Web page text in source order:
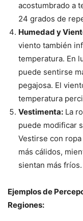
acostumbrado a
24 grados de
Humedad y
viento también
temperatura. En
puede sentirse
pegajosa. El
temperatura
Vestimenta: La
puede modificar
Vestirse con
más cálidos,
sientan más fríos.
Ejemplos de
Regiones: